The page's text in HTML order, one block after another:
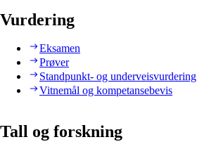
Vurdering
Eksamen
Prøver
Standpunkt- og underveisvurdering
Vitnemål og kompetansebevis
Tall og forskning